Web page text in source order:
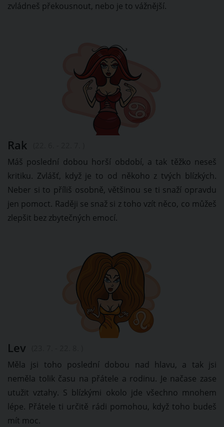
zvládneš překousnout, nebo je to vážnější.
Rak
Máš poslední dobou horší období, a tak těžko neseš
kritiku. Zvlášť, když je to od někoho z tvých blízkých.
Neber si to příliš osobně, většinou se ti snaží opravdu
jen pomoct. Raději se snaž si z toho vzít něco, co můžeš
zlepšit bez zbytečných emocí.
Lev
Měla jsi toho poslední dobou nad hlavu, a tak jsi
neměla tolik času na přátele a rodinu. Je načase zase
utužit vztahy. S blízkými okolo jde všechno mnohem
lépe. Přátele ti určitě rádi pomohou, když toho budeš
mít moc.